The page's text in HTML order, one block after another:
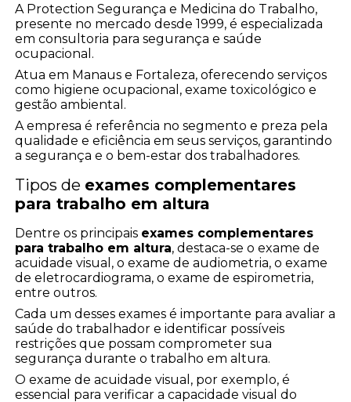
A Protection Segurança e Medicina do Trabalho,
presente no mercado desde 1999, é especializada
em consultoria para segurança e saúde
ocupacional.
Atua em Manaus e Fortaleza, oferecendo serviços
como higiene ocupacional, exame toxicológico e
gestão ambiental.
A empresa é referência no segmento e preza pela
qualidade e eficiência em seus serviços, garantindo
a segurança e o bem-estar dos trabalhadores.
Tipos de exames complementares
para trabalho em altura
Dentre os principais exames complementares
para trabalho em altura, destaca-se o exame de
acuidade visual, o exame de audiometria, o exame
de eletrocardiograma, o exame de espirometria,
entre outros.
Cada um desses exames é importante para avaliar a
saúde do trabalhador e identificar possíveis
restrições que possam comprometer sua
segurança durante o trabalho em altura.
O exame de acuidade visual, por exemplo, é
essencial para verificar a capacidade visual do